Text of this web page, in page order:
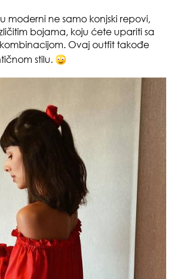
moderni ne samo konjski repovi,
bojama, koju ćete upariti sa
Ovaj outfit takođe
stilu.